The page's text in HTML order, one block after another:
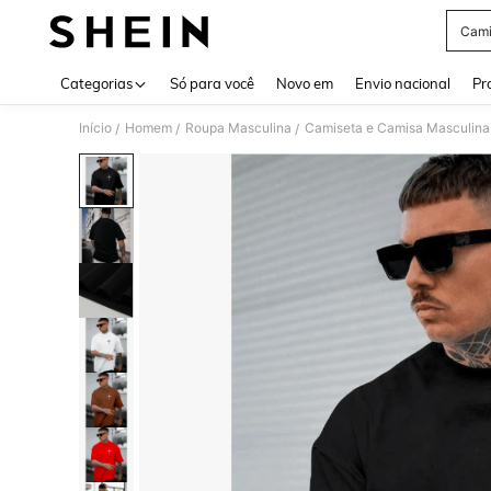
Categorias Só para você Novo em Envio nacional
Início / Homem / Roupa Masculina / Camiseta e Camisa Masculina